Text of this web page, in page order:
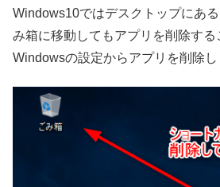
Windows10ではデスクトップにあ
み箱に移動してもアプリを削除する
Windowsの設定からアプリを削除し